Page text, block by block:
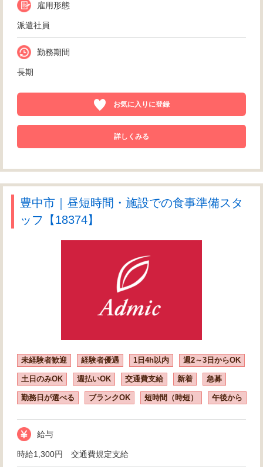
雇用形態
派遣社員
勤務期間
長期
お気に入りに登録
詳しくみる
豊中市｜昼短時間・施設での食事準備スタ
ッフ【18374】
未経験者歓迎 経験者優遇 1日4h以内 週2～3日からOK
土日のみOK 週払いOK 交通費支給 新着 急募
勤務日が選べる ブランクOK 短時間（時短） 午後から
給与
時給1,300円 交通費規定支給